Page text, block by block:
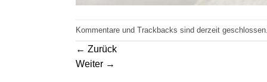
Kommentare und Trackbacks sind derzeit
← Zurück
Weiter →